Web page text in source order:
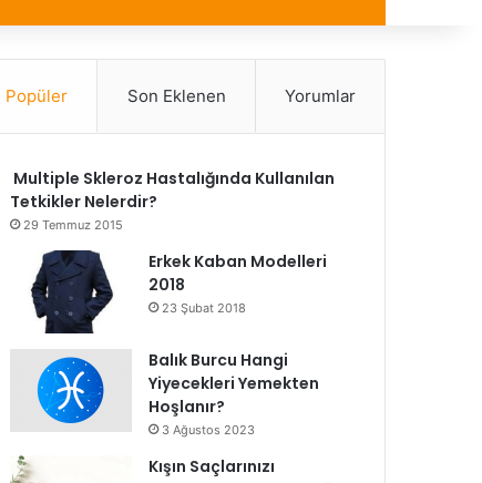
Popüler Son Eklenen Yorumlar
Multiple Skleroz Hastalığında Kullanılan
Tetkikler Nelerdir?
29 Temmuz 2015
Erkek Kaban Modelleri
2018
23 Şubat 2018
Balık Burcu Hangi
Yiyecekleri Yemekten
Hoşlanır?
3 Ağustos 2023
Kışın Saçlarınızı